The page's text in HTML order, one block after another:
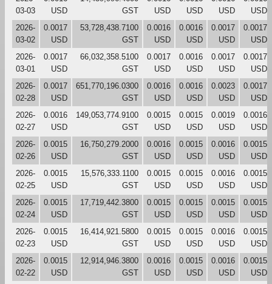
03-03
USD
GST
USD
USD
USD
USD
2026-
03-02
0.0017
USD
53,728,438.7100
GST
0.0016
USD
0.0016
USD
0.0017
USD
0.0017
USD
2026-
03-01
0.0017
USD
66,032,358.5100
GST
0.0017
USD
0.0016
USD
0.0017
USD
0.0017
USD
2026-
02-28
0.0017
USD
651,770,196.0300
GST
0.0016
USD
0.0016
USD
0.0023
USD
0.0017
USD
2026-
02-27
0.0016
USD
149,053,774.9100
GST
0.0015
USD
0.0015
USD
0.0019
USD
0.0016
USD
2026-
02-26
0.0015
USD
16,750,279.2000
GST
0.0016
USD
0.0015
USD
0.0016
USD
0.0015
USD
2026-
02-25
0.0015
USD
15,576,333.1100
GST
0.0015
USD
0.0015
USD
0.0016
USD
0.0015
USD
2026-
02-24
0.0015
USD
17,719,442.3800
GST
0.0015
USD
0.0015
USD
0.0015
USD
0.0015
USD
2026-
02-23
0.0015
USD
16,414,921.5800
GST
0.0015
USD
0.0015
USD
0.0016
USD
0.0015
USD
2026-
02-22
0.0015
USD
12,914,946.3800
GST
0.0016
USD
0.0015
USD
0.0016
USD
0.0015
USD